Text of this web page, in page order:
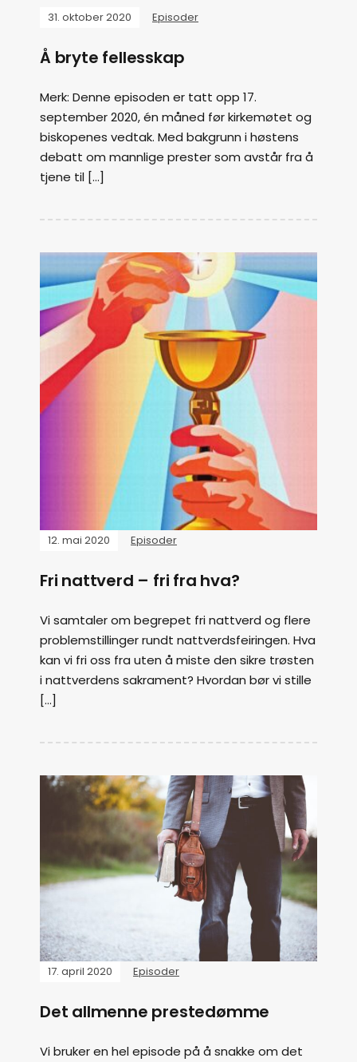
31. oktober 2020 Episoder
Å bryte fellesskap
Merk: Denne episoden er tatt opp 17.
september 2020, én måned før kirkemøtet og
biskopenes vedtak. Med bakgrunn i høstens
debatt om mannlige prester som avstår fra å
tjene til […]
12. mai 2020 Episoder
Fri nattverd – fri fra hva?
Vi samtaler om begrepet fri nattverd og flere
problemstillinger rundt nattverdsfeiringen. Hva
kan vi fri oss fra uten å miste den sikre trøsten
i nattverdens sakrament? Hvordan bør vi stille
[…]
17. april 2020 Episoder
Det allmenne prestedømme
Vi bruker en hel episode på å snakke om det